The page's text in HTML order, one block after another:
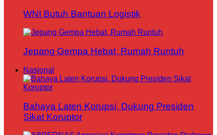
WNI Butuh Bantuan Logistik
Jepang Gempa Hebat, Rumah Runtuh
Nasional
Bahaya Laten Korupsi, Dukung Presiden
Sikat Koruptor